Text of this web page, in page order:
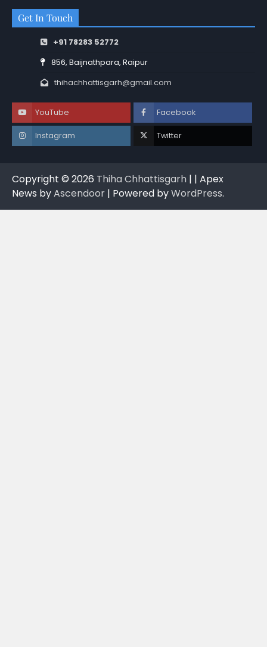
Get In Touch
+91 78283 52772
856, Baijnathpara, Raipur
thihachhattisgarh@gmail.com
YouTube Facebook
Instagram Twitter
Copyright © 2026 Thiha Chhattisgarh | | Apex
News byAscendoor | Powered byWordPress.